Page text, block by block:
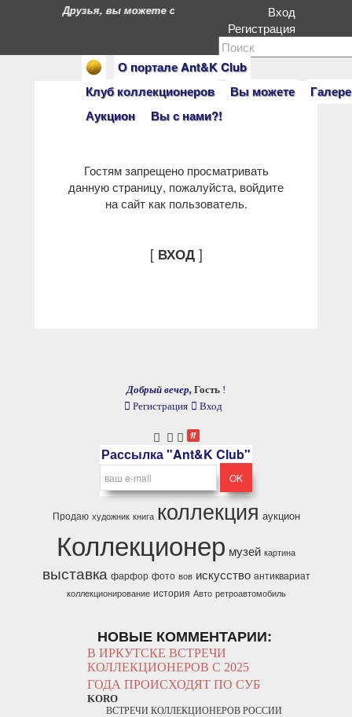
О портале Ant&K Club
Клуб коллекционеров
Вы можете
Аукцион
Вы с нами?!
Друзья, вы можете стать героями нашего портала.
Вход
Регистрация
Гостям запрещено просматривать
данную страницу, пожалуйста, войдите
на сайт как пользователь.
[ ВХОД]
Добрый вечер, Гость !
Регистрация
Вход
Рассылка "Ant&K Club"
Продаю художник книга коллекция аукцион
Коллекционер музей картина
выставка фарфор фото вов искусство антиквариат
коллекционирование история Авто ретроавтомобиль
НОВЫЕ КОММЕНТАРИИ:
В ИРКУТСКЕ ВСТРЕЧИ
КОЛЛЕКЦИОНЕРОВ С 2025
ГОДА ПРОИСХОДЯТ ПО СУБ
KORO
ВСТРЕЧИ КОЛЛЕКЦИОНЕРОВ РОССИИ